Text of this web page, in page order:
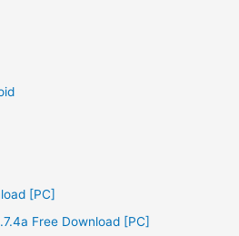
[PC]
Free Download [PC]